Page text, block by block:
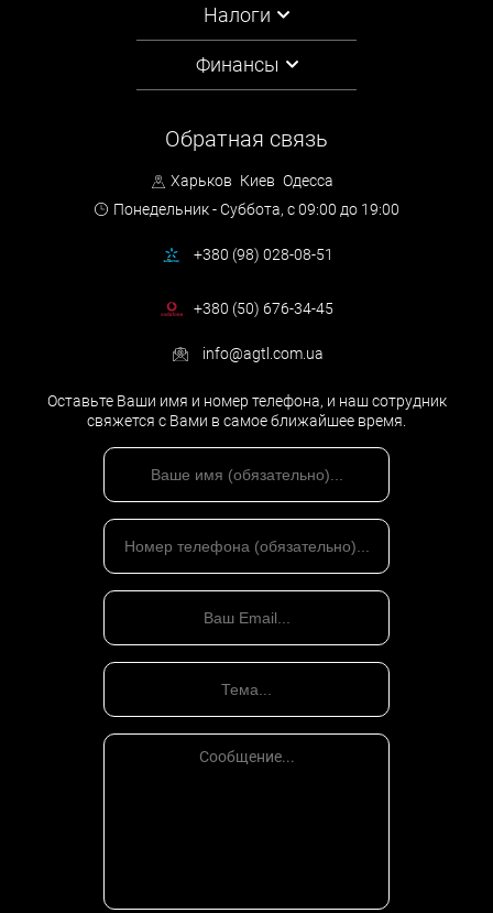
Налоги
Финансы
Обратная связь
Харьков Киев Одесса
Понедельник - Суббота, с 09:00 до 19:00
+380 (98) 028-08-51
+380 (50) 676-34-45
info@agtl.com.ua
Оставьте Ваши имя и номер телефона, и наш сотрудник
свяжется с Вами в самое ближайшее время.